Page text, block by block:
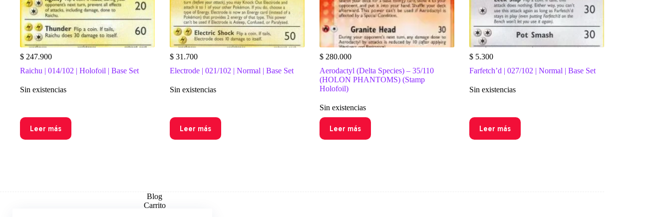
$ 247.900
Raichu | 014/102 | Holofoil | Base Set
Sin existencias
Leer más
$31.700
Electrode | 021/102 | Normal | Base Set
Sin existencias
Leer más
$280.000
Aerodactyl (Delta Species) – 35/110
(HOLON PHANTOMS) (Stamp
Holofoil)
Sin existencias
Leer más
$5.300
Farfetch’d | 027/102 | Normal | Base Set
Sin existencias
Leer más
Blog
Carrito